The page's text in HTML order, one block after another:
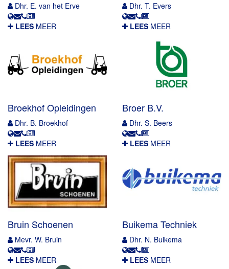
Dhr. E. van het Erve
Dhr. T. Evers
LEES MEER
Broekhof Opleidingen
Dhr. B. Broekhof
LEES MEER
Broer B.V.
Dhr. S. Beers
LEES MEER
Bruin Schoenen
Mevr. W. Bruin
LEES MEER
Buikema Techniek
Dhr. N. Buikema
LEES MEER LEES MEER